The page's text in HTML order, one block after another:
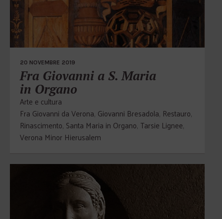
20 NOVEMBRE 2019
Fra Giovanni a S. Maria
in Organo
Arte e cultura
Fra Giovanni da Verona, Giovanni Bresadola, Restauro,
Rinascimento, Santa Maria in Organo, Tarsie Lignee,
Verona Minor Hierusalem